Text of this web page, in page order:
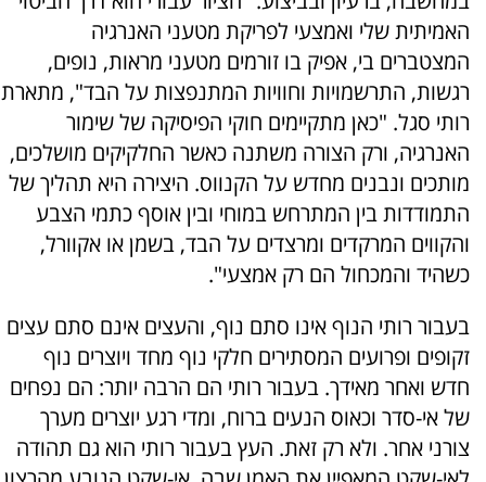
האמיתית שלי ואמצעי לפריקת מטעני האנרגיה
המצטברים בי, אפיק בו זורמים מטעני מראות, נופים,
רגשות, התרשמויות וחוויות המתנפצות על הבד", מתארת
רותי סגל. "כאן מתקיימים חוקי הפיסיקה של שימור
האנרגיה, ורק הצורה משתנה כאשר החלקיקים מושלכים,
מותכים ונבנים מחדש על הקנווס. היצירה היא תהליך של
התמודדות בין המתרחש במוחי ובין אוסף כתמי הצבע
והקווים המרקדים ומרצדים על הבד, בשמן או אקוורל,
כשהיד והמכחול הם רק אמצעי".
בעבור רותי הנוף אינו סתם נוף, והעצים אינם סתם עצים
זקופים ופרועים המסתירים חלקי נוף מחד ויוצרים נוף
חדש ואחר מאידך. בעבור רותי הם הרבה יותר: הם נפחים
של אי-סדר וכאוס הנעים ברוח, ומדי רגע יוצרים מערך
צורני אחר. ולא רק זאת. העץ בעבור רותי הוא גם תהודה